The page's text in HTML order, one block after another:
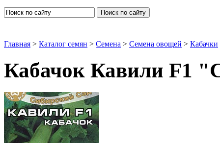
Поиск по сайту
Главная > Каталог семян > Семена > Семена овощей > Кабачки
Кабачок Кавили F1
Кабачки